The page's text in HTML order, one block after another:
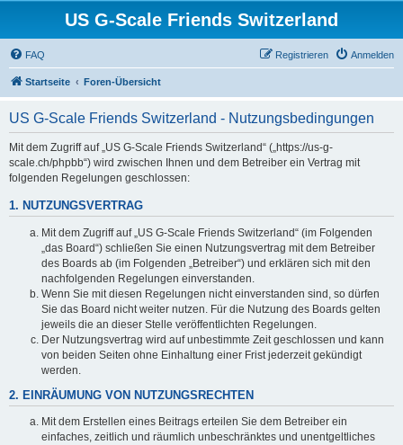
US G-Scale Friends Switzerland
FAQ Anmelden
Registrieren
Startseite Foren-Übersicht
US G-Scale Friends Switzerland - Nutzungsbedingungen
Mit dem Zugriff auf „US G-Scale Friends Switzerland“ („https://us-g-
scale.ch/phpbb“) wird zwischen Ihnen und dem Betreiber ein Vertrag mit
folgenden Regelungen geschlossen:
1. NUTZUNGSVERTRAG
Mit dem Zugriff auf „US G-Scale Friends Switzerland“ (im Folgenden
„das Board“) schließen Sie einen Nutzungsvertrag mit dem Betreiber
des Boards ab (im Folgenden „Betreiber“) und erklären sich mit den
nachfolgenden Regelungen einverstanden.
Wenn Sie mit diesen Regelungen nicht einverstanden sind, so dürfen
Sie das Board nicht weiter nutzen. Für die Nutzung des Boards gelten
jeweils die an dieser Stelle veröffentlichten Regelungen.
Der Nutzungsvertrag wird auf unbestimmte Zeit geschlossen und kann
von beiden Seiten ohne Einhaltung einer Frist jederzeit gekündigt
werden.
2. EINRÄUMUNG VON NUTZUNGSRECHTEN
Mit dem Erstellen eines Beitrags erteilen Sie dem Betreiber ein
einfaches, zeitlich und räumlich unbeschränktes und unentgeltliches